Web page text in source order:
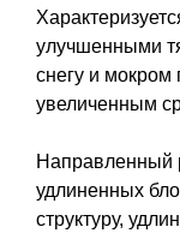
улучшенными
снегу и
увеличенным
Направленный
удлиненных
структуру,